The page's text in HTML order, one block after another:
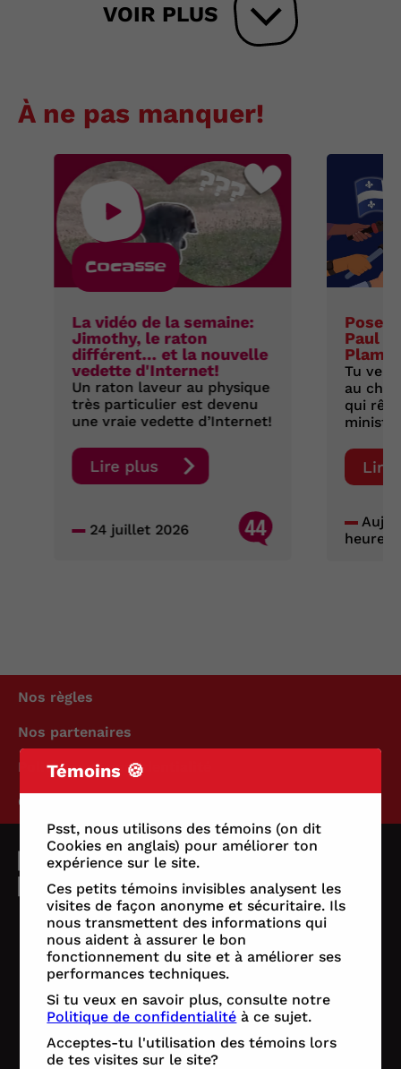
VOIR PLUS
À ne pas manquer!
Cocasse
La vidéo de la semaine:
Jimothy, le raton
différent… et la nouvelle
vedette d'Internet!
Un raton laveur au physique
très particulier est devenu
une vraie vedette d’Internet!
Lire plus
24 juillet 2026 44
Pose
Paul
Tu
au chef
qui
Lire
heures
Nos règles
Nos partenaires
Politique de confidentialité
Conditions d'utilisation
Témoins 🍪
Psst, nous utilisons des témoins (on dit
Cookies en anglais) pour améliorer ton
expérience sur le site.
Ces petits témoins invisibles analysent les
visites de façon anonyme et sécuritaire. Ils
nous transmettent des informations qui
nous aident à assurer le bon
fonctionnement du site et à améliorer ses
performances techniques.
Si tu veux en savoir plus, consulte notre
Politique de confidentialité à ce sujet.
Acceptes-tu l'utilisation des témoins lors
de tes visites sur le site?